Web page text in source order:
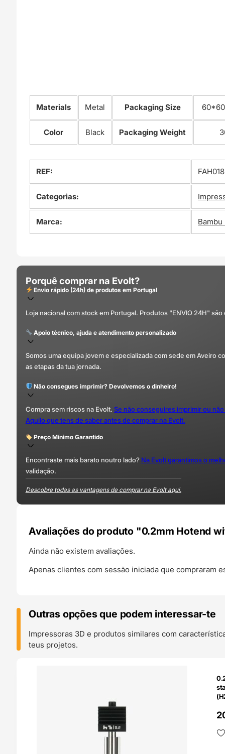
Materials Metal Packaging Size
Color Black Packaging Weight
REF: FAH018
Categorias:
Marca: Bambu
Porquê comprar na Evolt?
Envio rápido (24h) de produtos em Portugal
Loja nacional com stock em Portugal. Produtos "ENVIO 24H"
Apoio técnico, ajuda e atendimento personalizado
Somos uma equipa jovem e especializada com sede em Aveiro
as etapas da tua jornada.
Não consegues imprimir? Devolvemos o dinheiro!
Compra sem riscos na Evolt. Se não conseguires imprimir ou
Aquilo que tens de saber antes de comprar na Evolt.
Preço Mínimo Garantido
Encontraste mais barato noutro lado? Na Evolt garantimos o
validação.
Descobre todas as vantagens de comprar na Evolt aqui.
Avaliações do produto "0.2mm Hotend
Ainda não existem avaliações.
Apenas clientes com sessão iniciada que compraram
Outras opções que podem interessar-te
Impressoras 3D e produtos similares com
teus projetos.